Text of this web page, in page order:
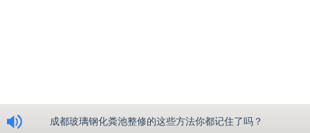
成都玻璃钢化粪池整修的这些方法你都记住了吗？